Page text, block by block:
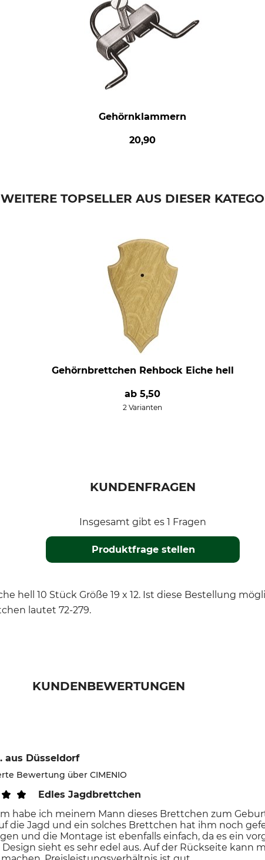
Gehörnklammern
20,90
WEITERE TOPSELLER AUS DIESER
Gehörnbrettchen Rehbock Eiche hell
ab5,50
2 Varianten
KUNDENFRAGEN
Insgesamt gibt es 1 Fragen
Produktfrage stellen
hell 10 Stück Größe 19 x 12. Ist diese Bestellung
lautet 72-279.
KUNDENBEWERTUNGEN
aus Düsseldorf
Bewertung über CIMENIO
Edles Jagdbrettchen
habe ich meinem Mann dieses Brettchen zum
die Jagd und ein solches Brettchen hat ihm noch
und die Montage ist ebenfalls einfach, da es ein
Design sieht es sehr edel aus. Auf der Rückseite kann